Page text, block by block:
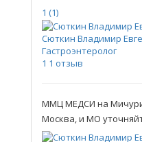
1 (1)
Сюткин Владимир
Гастроэнтеролог
1 1 отзыв
ММЦ МЕДСИ на
Москва, и МО